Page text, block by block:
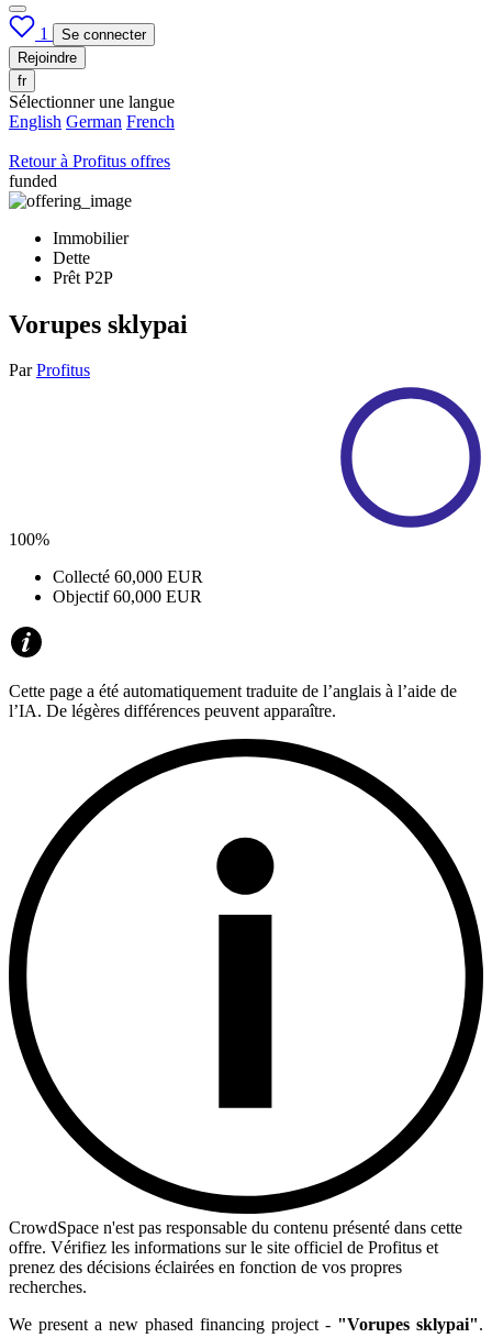
1
Se connecter
Rejoindre
fr
Sélectionner une langue
English German French
Retour à Profitus offres
funded
Immobilier
Dette
Prêt P2P
Vorupes sklypai
Par Profitus
100%
Collecté 60,000 EUR
Objectif 60,000 EUR
Cette page a été automatiquement traduite de l’anglais à l’aide de
l’IA. De légères différences peuvent apparaître.
CrowdSpace n'est pas responsable du contenu présenté dans cette
offre. Vérifiez les informations sur le site officiel de Profitus et
prenez des décisions éclairées en fonction de vos propres
recherches.
We present a new phased financing project - "Vorupes sklypai".